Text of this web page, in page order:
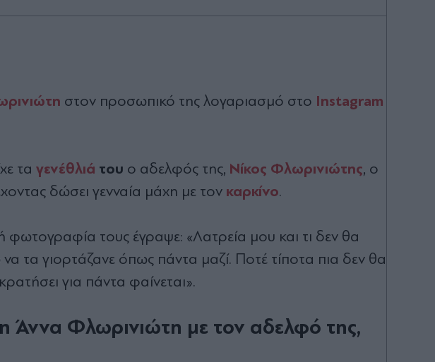
στον προσωπικό της λογαριασμό στο Instagram
τα γενέθλιά του ο αδελφός της, Νίκος Φλωρινιώτης, ο
δώσει γενναία μάχη με τον καρκίνο.
φωτογραφία τους έγραψε: «Λατρεία μου και τι δεν θα
τα γιορτάζανε όπως πάντα μαζί. Ποτέ τίποτα πια δεν θα
για πάντα φαίνεται».
Φλωρινιώτη με τον αδελφό της,